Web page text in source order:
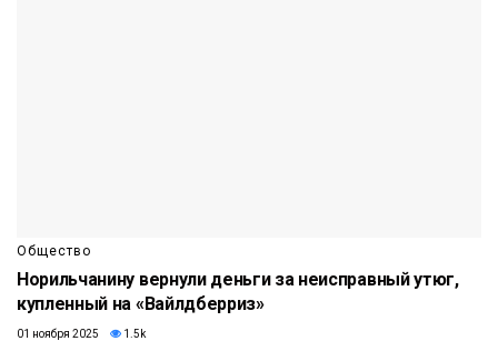
Общество
Норильчанину вернули деньги за неисправный утюг,
купленный на «Вайлдберриз»
01 ноября 2025 1.5k